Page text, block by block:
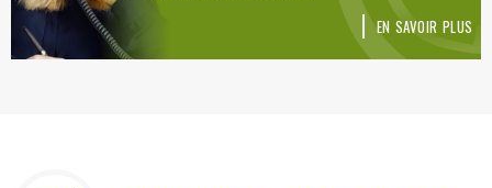
EN SAVOIR PLUS